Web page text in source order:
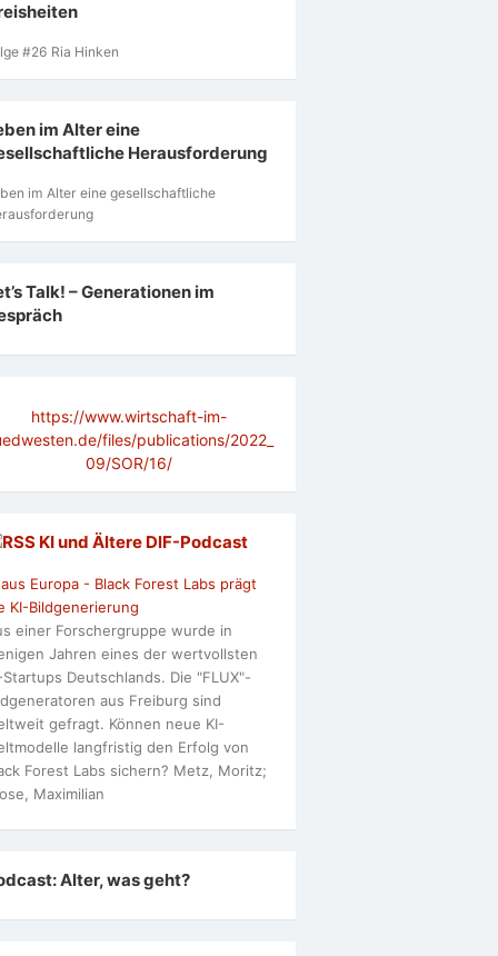
#26 Ria Hinken
im Alter eine
Herausforderung
im Alter eine gesellschaftliche
Talk! – Generationen im
https://www.wirtschaft-im-
files/publications/2022_
09/SOR/16/
KI und Ältere DlF-Podcast
aus Europa - Black Forest Labs prägt
KI-Bildgenerierung
einer Forschergruppe wurde in
Jahren eines der wertvollsten
Startups Deutschlands. Die "FLUX"-
aus Freiburg sind
gefragt. Können neue KI-
langfristig den Erfolg von
Forest Labs sichern? Metz, Moritz;
Maximilian
Alter, was geht?